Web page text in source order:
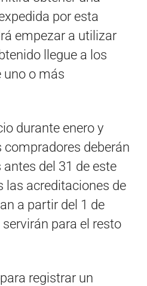
por esta
empezar a utilizar
llegue a los
uno o más
durante enero y
compradores deberán
del 31 de este
las acreditaciones de
a partir del 1 de
para el resto
registrar un